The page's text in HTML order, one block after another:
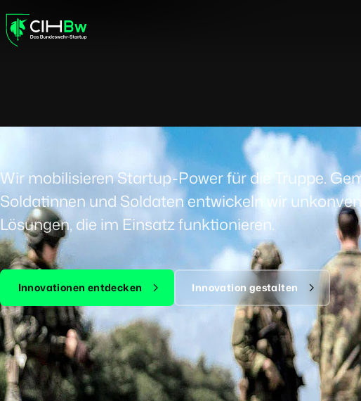
DAS
Wir mobilisieren Startup-Power für die Truppe.
Soldatinnen und Soldaten entwickeln wir
Lösungen, die im Einsatz funktionieren.
Innovationen entdecken Innovation gestalten